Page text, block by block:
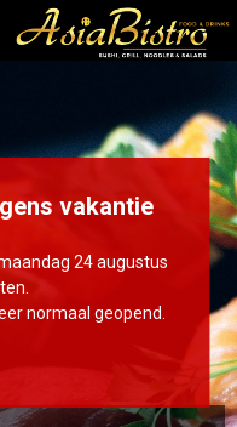
vakantie
24 augustus
normaal geopend.